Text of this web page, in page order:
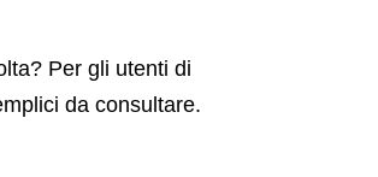
Per gli utenti di
da consultare.